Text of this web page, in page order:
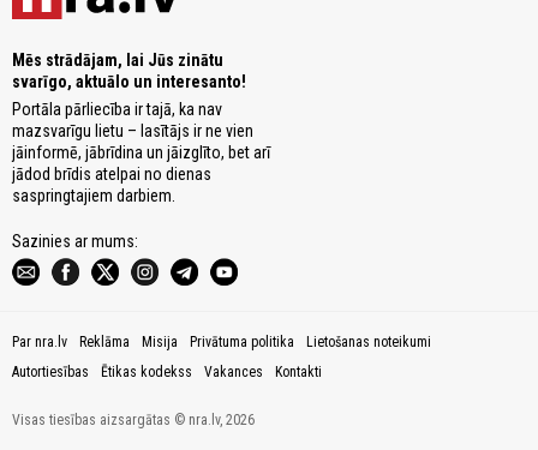
Mēs strādājam, lai Jūs zinātu
svarīgo, aktuālo un interesanto!
Portāla pārliecība ir tajā, ka nav
mazsvarīgu lietu – lasītājs ir ne vien
jāinformē, jābrīdina un jāizglīto, bet arī
jādod brīdis atelpai no dienas
saspringtajiem darbiem.
Sazinies ar mums:
Par nra.lv Reklāma Misija Privātuma politika
Lietošanas noteikumi
Autortiesības
Ētikas kodekss Vakances Kontakti
Visas tiesības aizsargātas © nra.lv, 2026